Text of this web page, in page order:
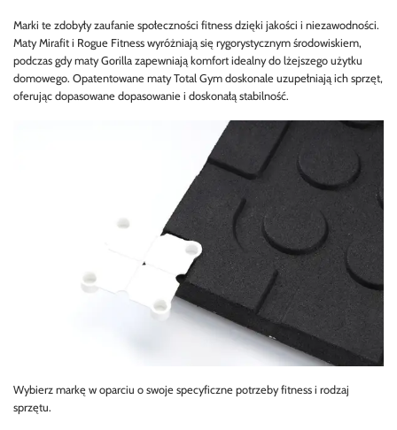
Marki te zdobyły zaufanie społeczności fitness dzięki jakości i niezawodności.
Maty Mirafit i Rogue Fitness wyróżniają się rygorystycznym środowiskiem,
podczas gdy maty Gorilla zapewniają komfort idealny do lżejszego użytku
domowego. Opatentowane maty Total Gym doskonale uzupełniają ich sprzęt,
oferując dopasowane dopasowanie i doskonałą stabilność.
Wybierz markę w oparciu o swoje specyficzne potrzeby fitness i rodzaj
sprzętu.